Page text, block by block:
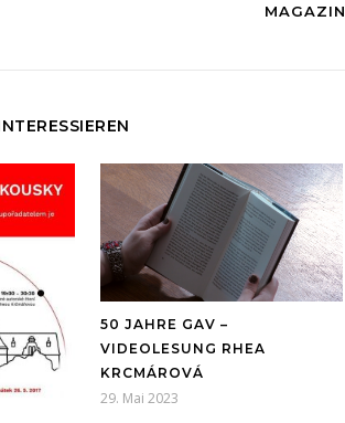
MAGAZIN
50 JAHRE GAV –
VIDEOLESUNG RHEA
KRCMÁROVÁ
29. Mai 2023